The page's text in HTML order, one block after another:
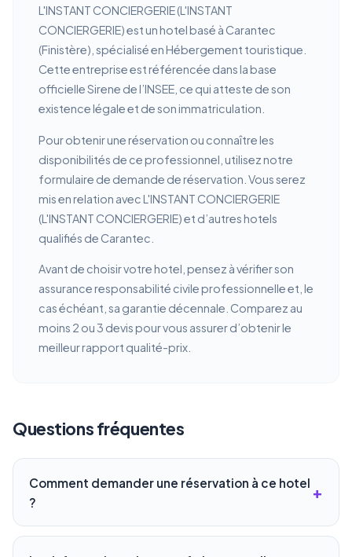
L'INSTANT CONCIERGERIE (L'INSTANT
CONCIERGERIE) est un hotel basé à Carantec
(Finistère), spécialisé en Hébergement touristique.
Cette entreprise est référencée dans la base
officielle Sirene de l’INSEE, ce qui atteste de son
existence légale et de son immatriculation.
Pour obtenir une réservation ou connaître les
disponibilités de ce professionnel, utilisez notre
formulaire de demande de réservation. Vous serez
mis en relation avec L'INSTANT CONCIERGERIE
(L'INSTANT CONCIERGERIE) et d’autres hotels
qualifiés de Carantec.
Avant de choisir votre hotel, pensez à vérifier son
assurance responsabilité civile professionnelle et, le
cas échéant, sa garantie décennale. Comparez au
moins 2 ou 3 devis pour vous assurer d’obtenir le
meilleur rapport qualité-prix.
Questions fréquentes
Comment demander une réservation à ce hotel
?